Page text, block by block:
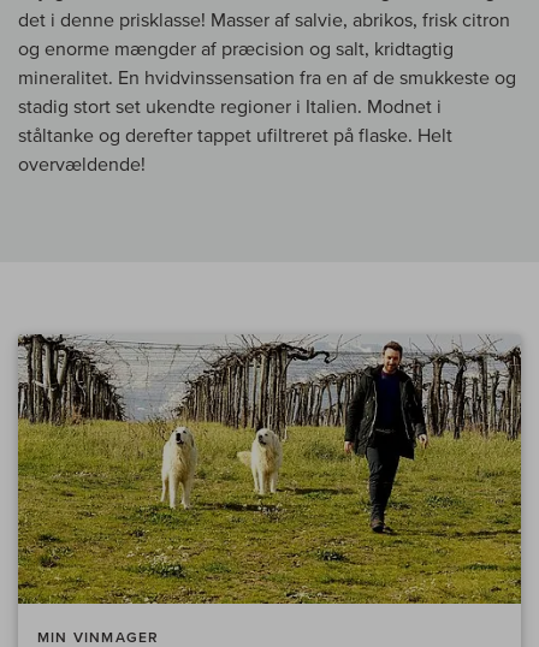
det i denne prisklasse! Masser af salvie, abrikos, frisk citron
og enorme mængder af præcision og salt, kridtagtig
mineralitet. En hvidvinssensation fra en af de smukkeste og
stadig stort set ukendte regioner i Italien. Modnet i
ståltanke og derefter tappet ufiltreret på flaske. Helt
overvældende!
MIN VINMAGER